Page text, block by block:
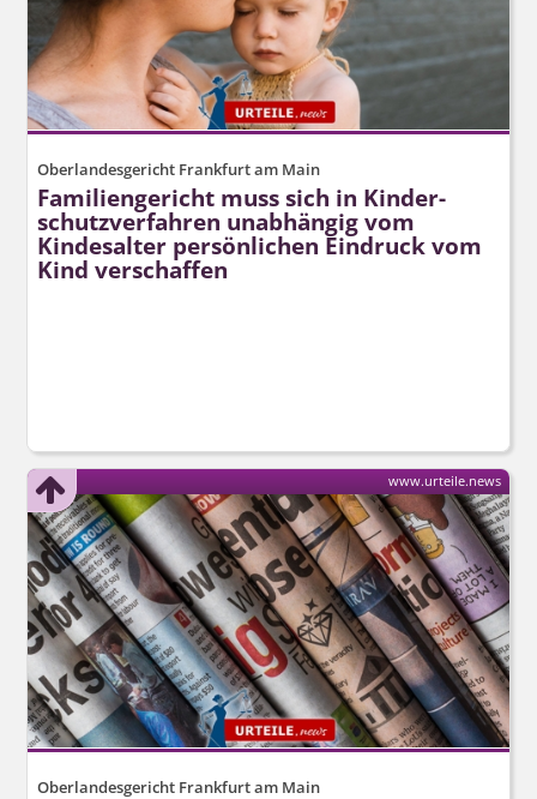
Oberlandesgericht Frankfurt am Main
Familiengericht muss sich in Kinder­
schutz­verfahren unabhängig vom
Kindesalter persönlichen Eindruck vom
Kind verschaffen
Oberlandesgericht Frankfurt am Main
www.urteile.news